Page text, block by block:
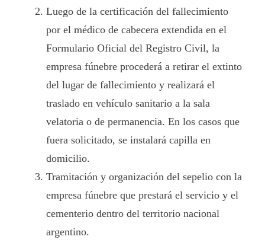
Luego de la certificación del fallecimiento
por el médico de cabecera extendida en el
Formulario Oficial del Registro Civil, la
empresa fúnebre procederá a retirar el extinto
del lugar de fallecimiento y realizará el
traslado en vehículo sanitario a la sala
velatoria o de permanencia. En los casos que
fuera solicitado, se instalará capilla en
domicilio.
Tramitación y organización del sepelio con la
empresa fúnebre que prestará el servicio y el
cementerio dentro del territorio nacional
argentino.